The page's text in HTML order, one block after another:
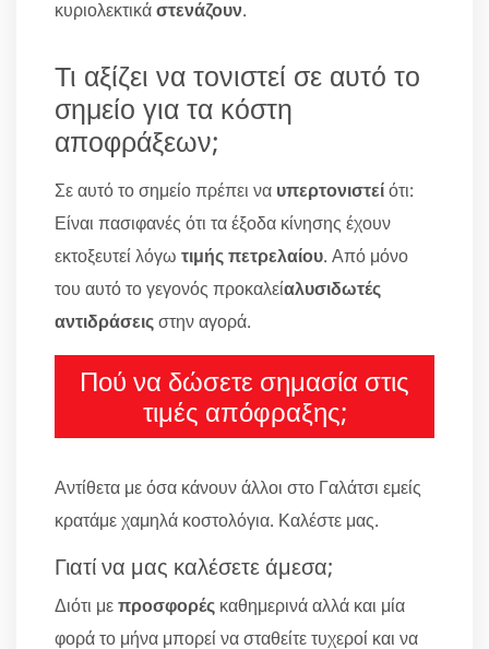
κυριολεκτικάστενάζουν.
Τι αξίζει να τονιστεί σε αυτό το
σημείο για τα κόστη
αποφράξεων;
Σε αυτό το σημείο πρέπει να υπερτονιστείότι:
Είναι πασιφανές ότι τα έξοδα κίνησης έχουν
εκτοξευτεί λόγω τιμής πετρελαίου. Από μόνο
του αυτό το γεγονός προκαλείαλυσιδωτές
αντιδράσειςστην αγορά.
Πού να δώσετε σημασία στις
τιμές απόφραξης;
Αντίθετα με όσα κάνουν άλλοι στο Γαλάτσι εμείς
κρατάμε χαμηλά κοστολόγια. Καλέστε μας.
Γιατί να μας καλέσετε άμεσα;
Διότι μεπροσφορές καθημερινά αλλά και μία
φορά το μήνα μπορεί να σταθείτε τυχεροί και να